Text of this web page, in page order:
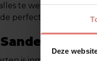
Deze
te weten te
perfecte keuze is